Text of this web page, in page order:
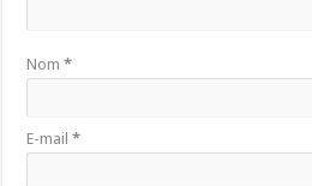
Nom*
E-mail*